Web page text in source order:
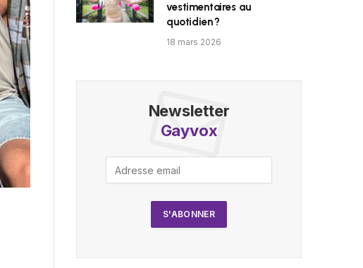
vestimentaires au
quotidien ?
18 mars 2026
Newsletter
Gayvox